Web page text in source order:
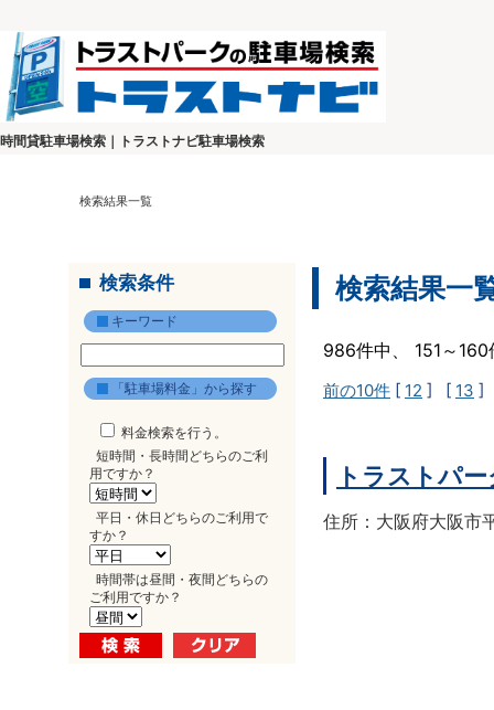
時間貸駐車場検索｜トラストナビ駐車場検索
検索結果一覧
検索条件
キーワード
「駐車場料金」から探す
料金検索を行う。
短時間・長時間どちらのご利
用ですか？
平日・休日どちらのご利用で
すか？
時間帯は昼間・夜間どちらの
ご利用ですか？
検索結果一
986件中、 151～
前の10件 [ 12 ] [ 13 ]
トラストパ
住所：大阪府大阪市